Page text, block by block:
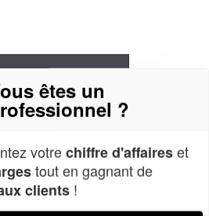
êtes un
?
votrechiffre d'affaireset
tout en gagnant de
clients !